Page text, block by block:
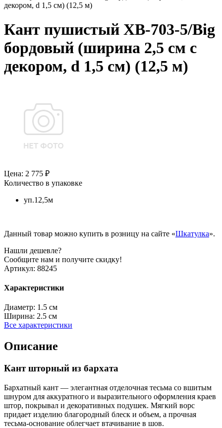
декором, d 1,5 см) (12,5 м)
Кант пушистый XB-703-5/Big
бордовый (ширина 2,5 см с
декором, d 1,5 см) (12,5 м)
Цена: 2 775 ₽
Количество в упаковке
уп.12,5м
Данный товар можно купить в розницу на сайте «Шкатулка».
Нашли дешевле?
Сообщите нам и получите скидку!
Артикул: 88245
Характеристики
Диаметр: 1.5 см
Ширина: 2.5 см
Все характеристики
Описание
Кант шторный из бархата
Бархатный кант — элегантная отделочная тесьма со вшитым
шнуром для аккуратного и выразительного оформления краев
штор, покрывал и декоративных подушек. Мягкий ворс
придает изделию благородный блеск и объем, а прочная
тесьма-основание облегчает втачивание в шов.